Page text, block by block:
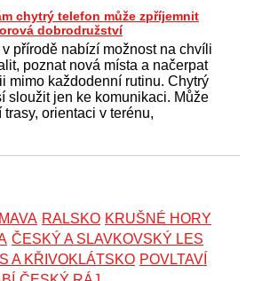
chytrý telefon může zpříjemnit
dobrodružství
v přírodě nabízí možnost na chvíli
poznat nová místa a načerpat
mimo každodenní rutinu. Chytrý
sloužit jen ke komunikaci. Může
orientaci v terénu,
RALSKO KRUŠNÉ HORY
ČESKÝ A SLAVKOVSKÝ LES
A KŘIVOKLÁTSKO POVLTAVÍ